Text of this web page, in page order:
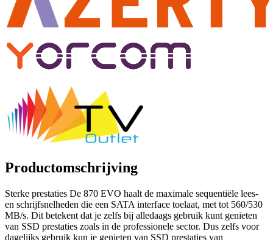
Productomschrijving
Sterke prestaties De 870 EVO haalt de maximale sequentiële lees-
en schrijfsnelheden die een SATA interface toelaat, met tot 560/530
MB/s. Dit betekent dat je zelfs bij alledaags gebruik kunt genieten
van SSD prestaties zoals in de professionele sector. Dus zelfs voor
dagelijks gebruik kun je genieten van SSD prestaties van